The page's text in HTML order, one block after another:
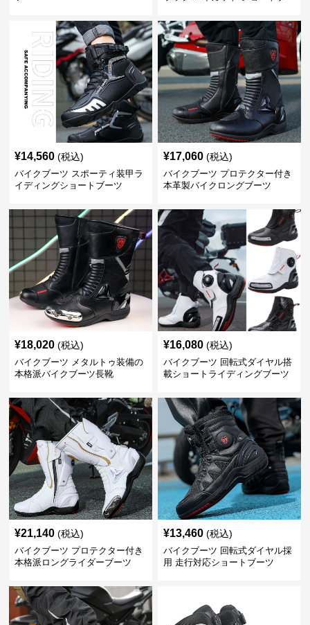
¥14,560 (税込)
バイクブーツ スポーティ装甲ラ
イディングショートブーツ
¥17,060 (税込)
バイクブーツ プロテクター付き
本革製バイクロングブーツ
¥18,020 (税込)
バイクブーツ メタルトゥ装備の
本格派バイクブーツ長靴
¥16,080 (税込)
バイクブーツ 回転式ダイヤル搭
載ショートライディングブーツ
¥21,140 (税込)
バイクブーツ プロテクター付き
本格派ロングライダーブーツ
¥13,460 (税込)
バイクブーツ 回転式ダイヤル採
用 走行対応ショートブーツ